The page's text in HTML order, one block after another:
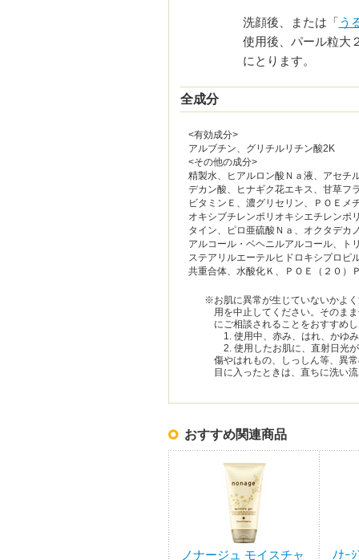
洗顔後、または「 う
使用後、パール粒大
にとります。
全成分
<有効成分>
アルブチン、グリチルリチン酸2K
<その他の成分>
精製水、ヒアルロン酸Ｎａ液、アセ
デカン酸、ヒナギク花エキス、甘草フ
ビタミンＥ、濃グリセリン、ＰＯＥメ
オキシブチレンポリオキシエチレンポ
タイン、ピロ亜硫酸Ｎａ、オクタデカ
アルコール・ベヘニルアルコール、ト
ステアリルエーテルヒドロキシプロピ
共重合体、水酸化Ｋ、ＰＯＥ（２０）
※お肌に異常が生じていないかよ
用を中止してください。そのま
にご相談されることをおすすめ
1. 使用中、赤み、はれ、かゆ
2. 使用したお肌に、直射日光
傷やはれもの、しっしん等、異
目に入ったときは、直ちに洗い
おすすめ関連商品
ノナージュ モイスチャ
ﾉﾅｰ